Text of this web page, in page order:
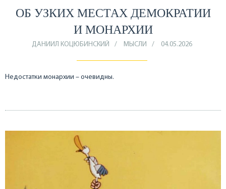
ОБ УЗКИХ МЕСТАХ ДЕМОКРАТИИ
И МОНАРХИИ
ДАНИИЛ КОЦЮБИНСКИЙ МЫСЛИ 04.05.2026
Недостатки монархии – очевидны.